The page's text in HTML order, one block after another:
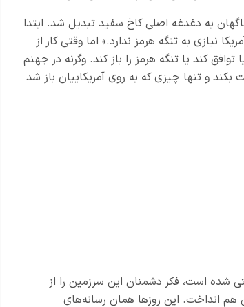
به دغدغه اصلی کاخ سفید تبدیل شد. ابتدا
نیازی به تنگه هرمز ندارد.» اما وقتی کار از
ایران فقط ۴۸ ساعت وقت دارد یا توافق کند یا تنگه هرمز را باز کند. وگرنه در جهنم
و تنها چیزی که به روی آمریکاییان باز شد
شده است، فکر دشمنان این سرزمین را از
هم انداخت. این روزها همان رسانه‌های